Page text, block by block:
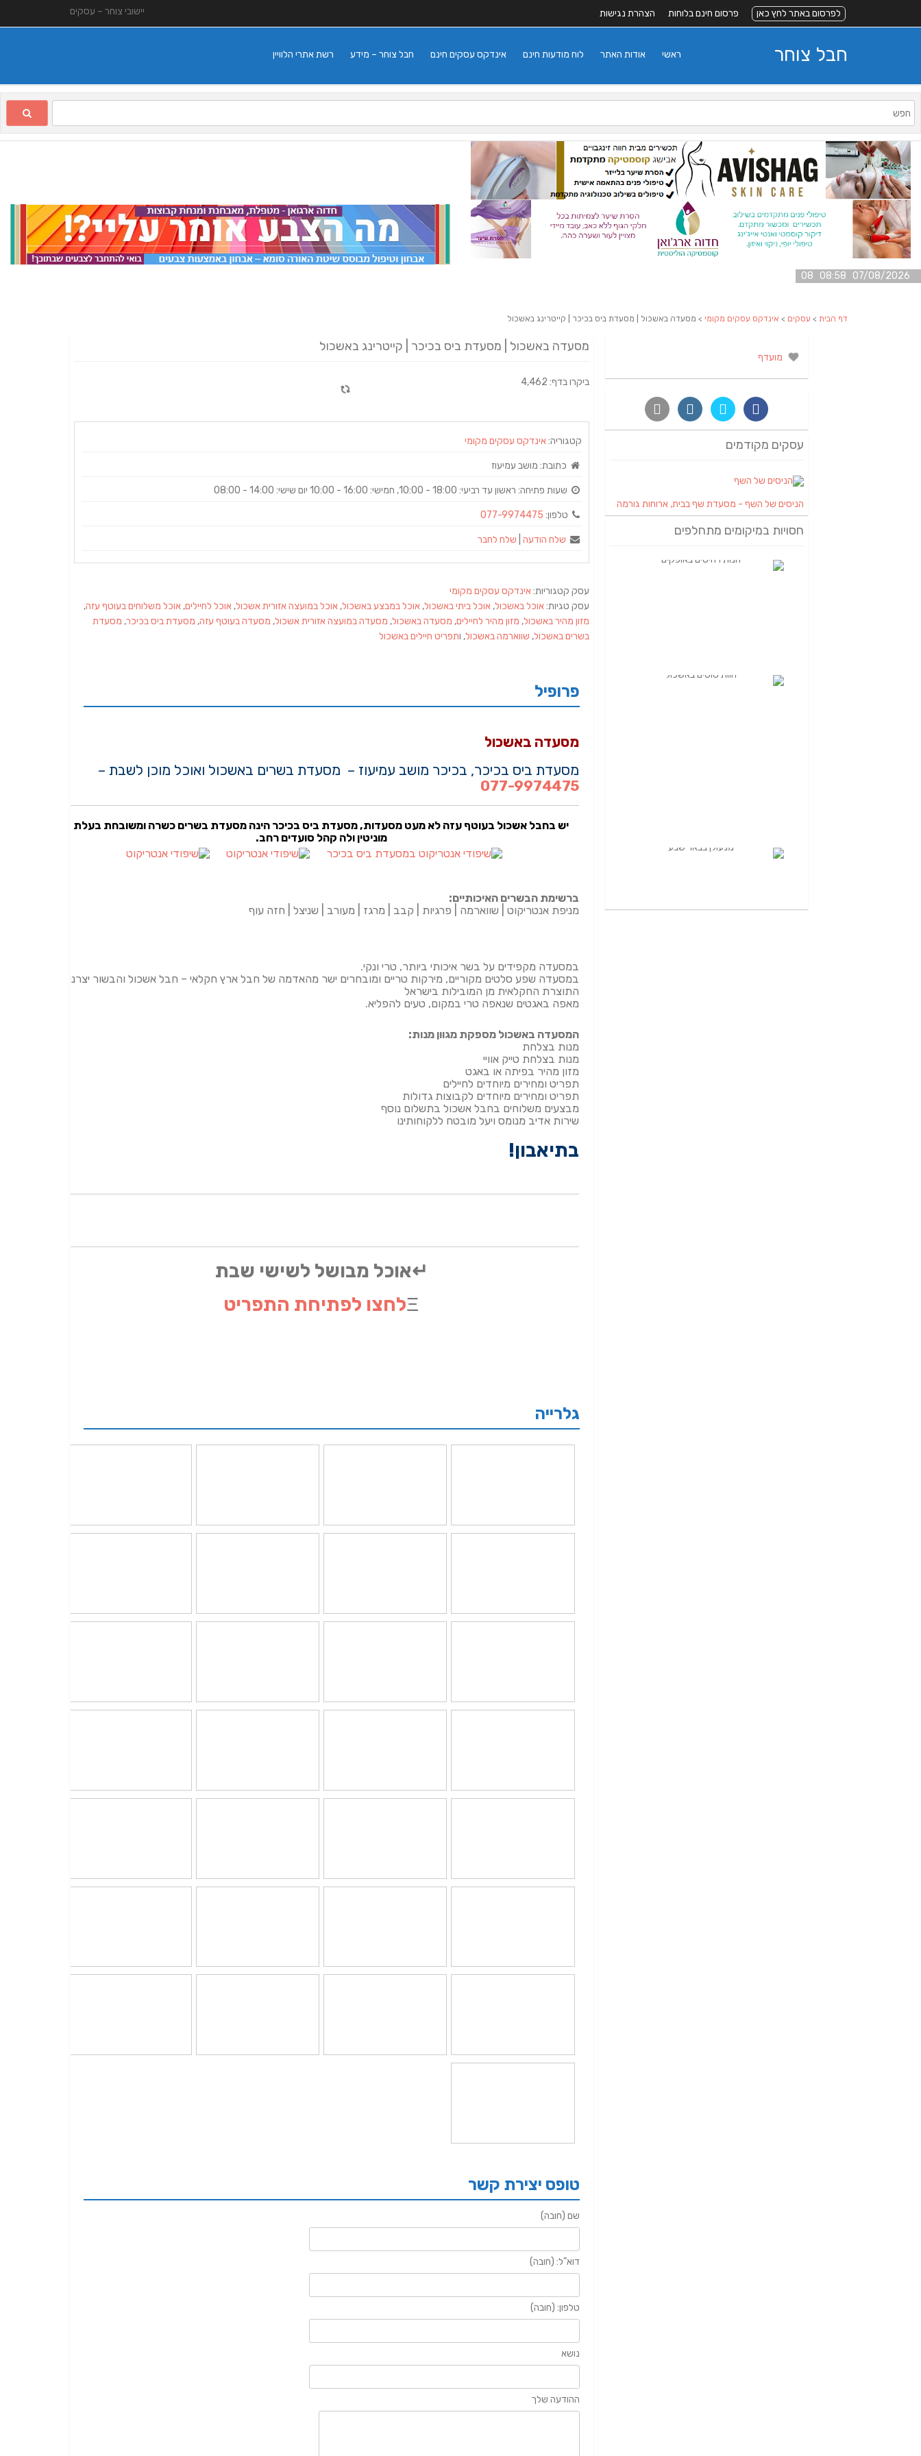
יישובי צוחר – עסקים לפרסום באתר לחץ כאן פרסום חינם בלוחות הצהרת נגישות
חבל צוחר רשת אתרי הלוויין חבל צוחר – מידע אינדקס עסקים חינם לוח מודעות חינם אודות האתר ראשי
07/08/2026 08:58 08
דף הבית > עסקים > אינדקס עסקים מקומי > מסעדה באשכול | מסעדת ביס בכיכר | קייטרינג באשכול
מסעדה באשכול | מסעדת ביס בכיכר | קייטרינג באשכול
ביקרו בדף: 4,462
קטגוריה:אינדקס עסקים מקומי
כתובת: מושב עמיעוז
שעות פתיחה: ראשון עד רביעי: ‏‏18:00‏ - ‏10:00‏‏, חמישי: 16:00 - 10:00 ‏יום שישי‏: 14:00 - 08:00
טלפון: 077-9974475
שלח הודעה שלח לחבר
עסק קטגוריות:אינדקס עסקים מקומי
עסק טגיות:אוכל באשכול,אוכל ביתי באשכול,אוכל במבצע באשכול,אוכל במועצה אזורית אשכול,אוכל לחיילים,אוכל משלוחים בעוטף עזה,
מזון מהיר באשכול, מזון מהיר לחיילים, מסעדה באשכול, מסעדה במועצה אזורית אשכול, מסעדה בעוטף עזה, מסעדת ביס בכיכר, מסעדת
בשרים באשכול, שווארמה באשכול, ותפריט חיילים באשכול
פרופיל
מסעדה באשכול
מסעדת ביס בכיכר, בכיכר מושב עמיעוז – מסעדת בשרים באשכול ואוכל מוכן לשבת –
077-9974475
יש בחבל אשכול בעוטף עזה לא מעט מסעדות, מסעדת ביס בכיכר הינה מסעדת בשרים כשרה ומשובחת בעלת
מוניטין ולה קהל סועדים רחב.
ברשימת הבשרים האיכותיים:
מניפת אנטריקוט | שווארמה | פרגיות | קבב | מרגז | מעורב | שניצל | חזה עוף
במסעדה מקפידים על בשר איכותי ביותר, טרי ונקי.
במסעדה שפע סלטים מקוריים, מירקות טריים ומובחרים ישר מהאדמה של חבל ארץ חקלאי – חבל אשכול והבשור יצרני
התוצרת החקלאית מן המובילות בישראל
מאפה באגטים שנאפה טרי במקום, טעים להפליא.
המסעדה באשכול מספקת מגוון מנות:
מנות בצלחת
מנות בצלחת טייק אוויי
מזון מהיר בפיתה או באגט
תפריט ומחירים מיוחדים לחיילים
תפריט ומחירים מיוחדים לקבוצות גדולות
מבצעים משלוחים בחבל אשכול בתשלום נוסף
שירות אדיב מנומס ויעל מובטח ללקוחותינו
בתיאבון!
↵אוכל מבושל לשישי שבת
Ξלחצו לפתיחת התפריט
גלרייה
טופס יצירת קשר
שם (חובה)
דוא"ל: (חובה)
טלפון: (חובה)
נושא
ההודעה שלך
מועדף
עסקים מקודמים
הניסים של השף - מסעדת שף בבית, ארוחות גורמה
חסויות במיקומים מתחלפים